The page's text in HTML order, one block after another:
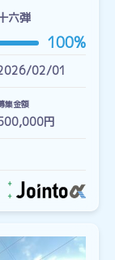
六弾
100%
02/01
集金額
円